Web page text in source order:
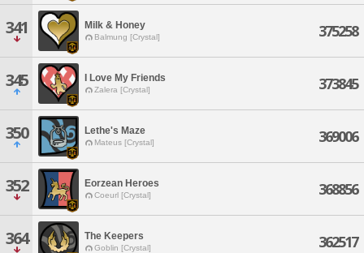
341 Milk & Honey
Balmung [Crystal] 375258
345 I Love My Friends
Zalera [Crystal] 373845
350 Lethe's Maze
Mateus [Crystal] 369006
352 Eorzean Heroes
Coeurl [Crystal] 368856
364 The Keepers
Goblin [Crystal] 362517